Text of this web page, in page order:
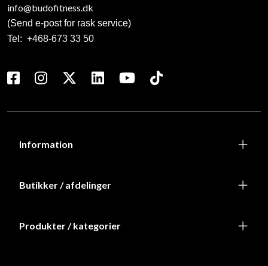
info@budofitness.dk
(Send e-post for rask service)
Tel: +468-673 33 50
Information
Butikker / afdelinger
Produkter / kategorier